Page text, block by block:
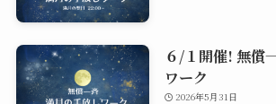
６/１開催! 無償
ワーク
2026年5月31日